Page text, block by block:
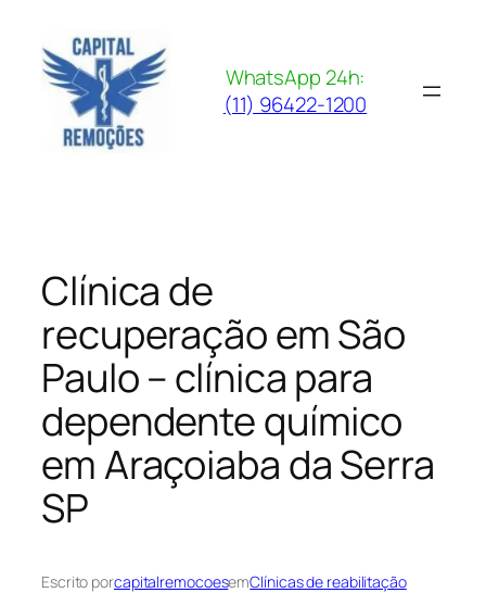
para
conteúdo
WhatsApp 24h:
(11) 96422-1200
Clínica de
recuperação em São
Paulo – clínica para
dependente químico
em Araçoiaba da Serra
SP
Escrito porcapitalremocoesemClínicas de reabilitação